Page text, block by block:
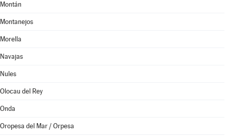
Montán
Montanejos
Morella
Navajas
Nules
Olocau del Rey
Onda
Oropesa del Mar / Orpesa